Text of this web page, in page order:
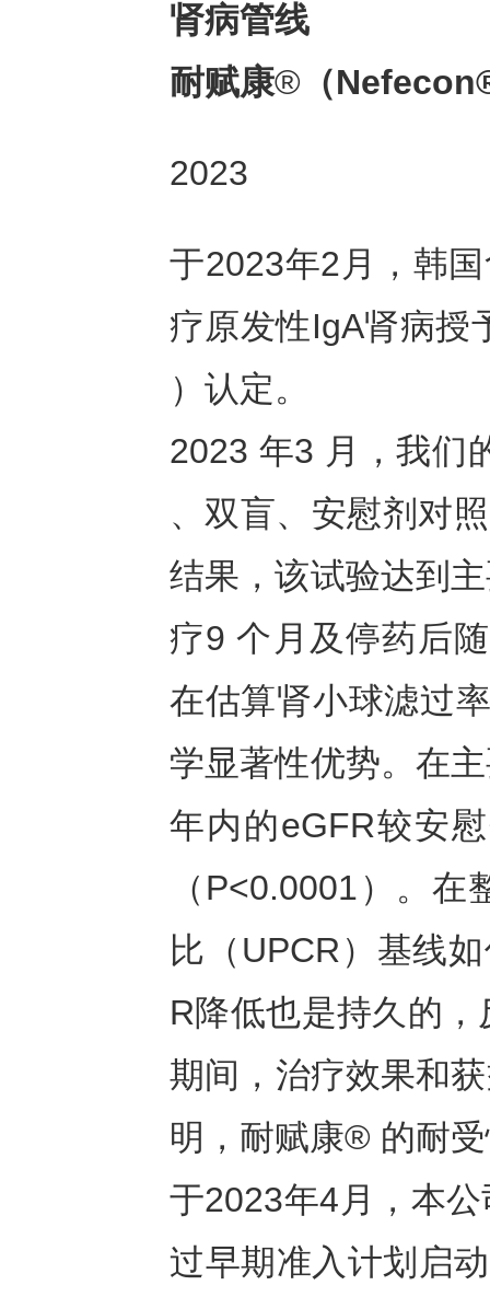
肾病管线
耐赋康® （
2023
于2023年2月，韩
疗原发性IgA肾病授
）认定。
2023 年3 月，我们
、双盲、安慰剂对
结果，该试验达到
疗9 个月及停药后
在估算肾小球滤过
学显著性优势。在
年内的eGFR较安
（P<0.0001）。
比（UPCR）基线
R降低也是持久的
期间，治疗效果和
明，耐赋康® 的耐
于2023年4月，本
过早期准入计划启